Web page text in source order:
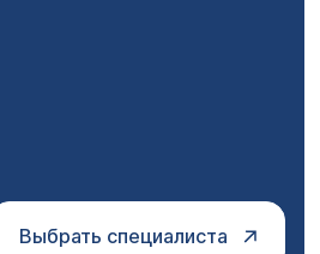
Выбрать специалиста